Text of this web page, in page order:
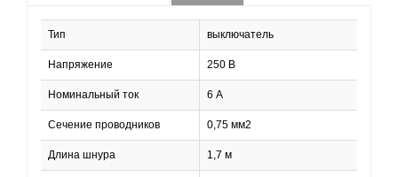
Тип выключатель
Напряжение 250 В
Номинальный ток 6 А
Сечение проводников 0,75 мм2
Длина шнура 1,7 м